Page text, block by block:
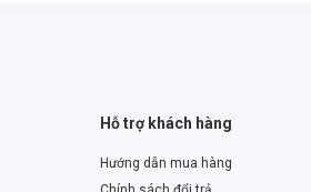
Hỗ trợ khách hàng
Hướng dẫn mua hàng